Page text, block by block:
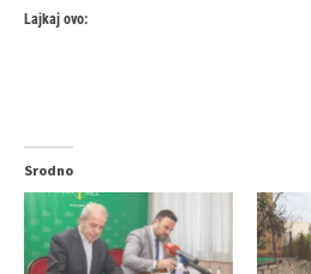
Lajkaj ovo:
Srodno